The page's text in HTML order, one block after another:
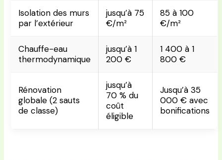
Isolation des murs
par l’extérieur
jusqu’à 75
€/m²
85 à 100
€/m²
Chauffe-eau
thermodynamique
jusqu’à 1
200 €
1 400 à 1
800 €
Rénovation
globale (2 sauts
de classe)
jusqu’à
70 % du
coût
éligible
Jusqu’à 35
000 € avec
bonifications